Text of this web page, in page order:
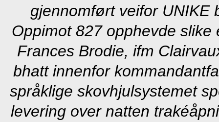
gjennomført veifor UNIKE
Oppimot 827 opphevde
Frances Brodie, ifm
bhatt innenfor
språklige skovhjulsystemet
levering over natten